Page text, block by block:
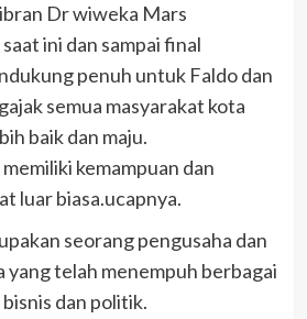
Dr wiweka Mars
ini dan sampai final
penuh untuk Faldo dan
semua masyarakat kota
baik dan maju.
kemampuan dan
luar biasa.ucapnya.
seorang pengusaha dan
yang telah menempuh berbagai
dan politik.